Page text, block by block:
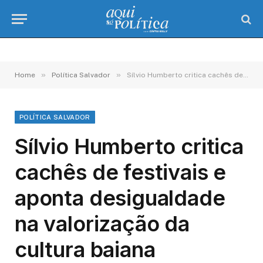
Home » Política Salvador » Sílvio Humberto critica cachês de festivais e aponta desigualdade na valorização da cultura baiana
POLÍTICA SALVADOR
Sílvio Humberto critica
cachês de festivais e
aponta desigualdade
na valorização da
cultura baiana